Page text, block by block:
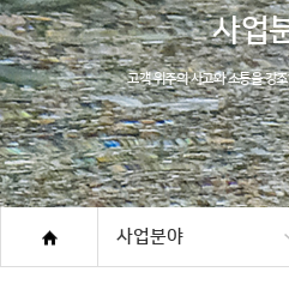
사업
고객 위주의 사고와 소통을 강
사업분야